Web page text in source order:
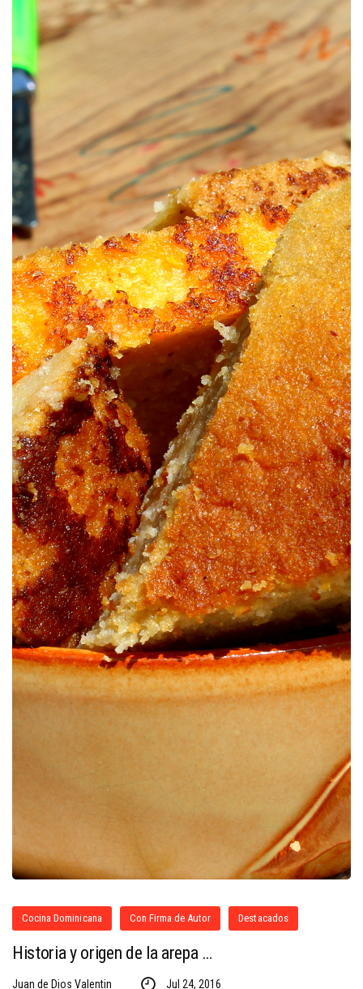
Cocina Dominicana Con Firma de Autor Destacados
Historia y origen de la arepa …
Juan de Dios Valentin Jul 24, 2016